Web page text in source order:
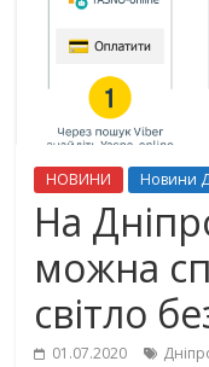
НОВИНИ Новини
На
можна
світло
01.07.2020